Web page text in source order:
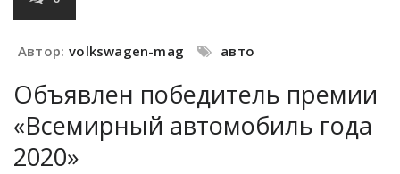
Автор: volkswagen-mag авто
Объявлен победитель премии
«Всемирный автомобиль года
2020»